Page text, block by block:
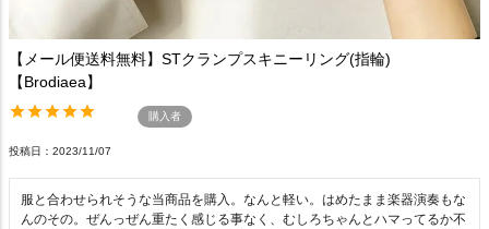
【メール便送料無料】STクランプスキニーリング(指輪)
【Brodiaea】
購入者
投稿日 2023/11/07
服と合わせられそうな当商品を購入。なんと軽い。はめたまま楽器演奏もな
んのその。ぜんっぜん重たく感じる事なく、むしろちゃんとハマってるか不